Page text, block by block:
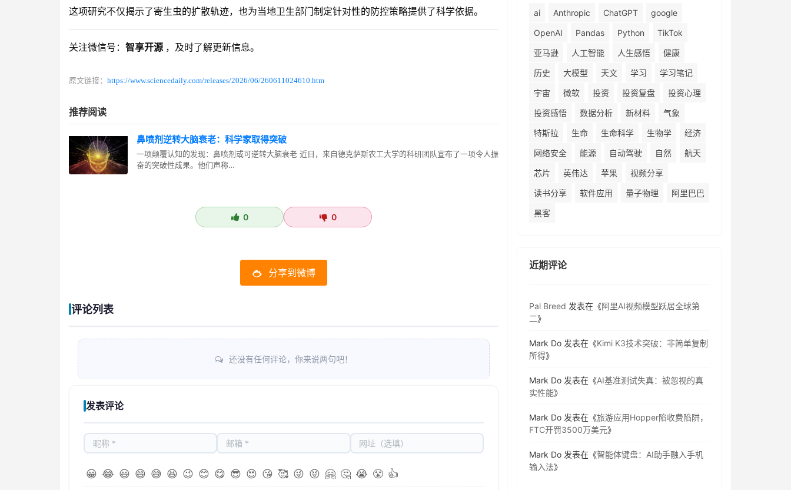
这项研究不仅揭示了寄生虫的扩散轨迹，也为当地卫生部门制定针对性的防控策略提供了科学依据。
关注微信号： 智享开源 ，及时了解更新信息。
原文链接： https://www.sciencedaily.com/releases/2026/06/260611024610.htm
推荐阅读
鼻喷剂逆转大脑衰老：科学家取得突破
一项颠覆认知的发现：鼻喷剂或可逆转大脑衰老 近日，来自德克萨斯农工大学的科研团队宣布了一项令人振
奋的突破性成果。他们声称…
0 0
分享到微博
评论列表
还没有任何评论，你来说两句吧！
发表评论
😀 😂 😃 😄 😅 😆 😉 😊 😋 😎 😍 😘 🥰 😜 😝 🤗 🤔 😭 😤 👍
ai Anthropic ChatGPT
google
OpenAI
Pandas Python
TikTok
亚马逊
人工智能 人生感悟
健康
历史
大模型 天文 学习
学习笔记
宇宙
微软 投资 投资复盘
投资心理
投资感悟
数据分析 新材料
气象
特斯拉
生命 生命科学 生物学
经济
网络安全
能源 自动驾驶 自然
航天
芯片
英伟达 苹果
视频分享
读书分享
软件应用 量子物理
阿里巴巴
黑客
近期评论
Pal Breed 发表在《阿里AI视频模型跃居全球第
二》
Mark Do 发表在《Kimi K3技术突破：非简单复制
所得》
Mark Do 发表在《AI基准测试失真：被忽视的真
实性能》
Mark Do 发表在《旅游应用Hopper陷收费陷阱，
FTC开罚3500万美元》
Mark Do 发表在《智能体键盘：AI助手融入手机
输入法》